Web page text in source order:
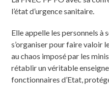
l’état d’urgence sanitaire.
Elle appelle les personnels à
s’organiser pour faire valoir
au chaos imposé par les
rétablir un véritable
fonctionnaires d’Etat,